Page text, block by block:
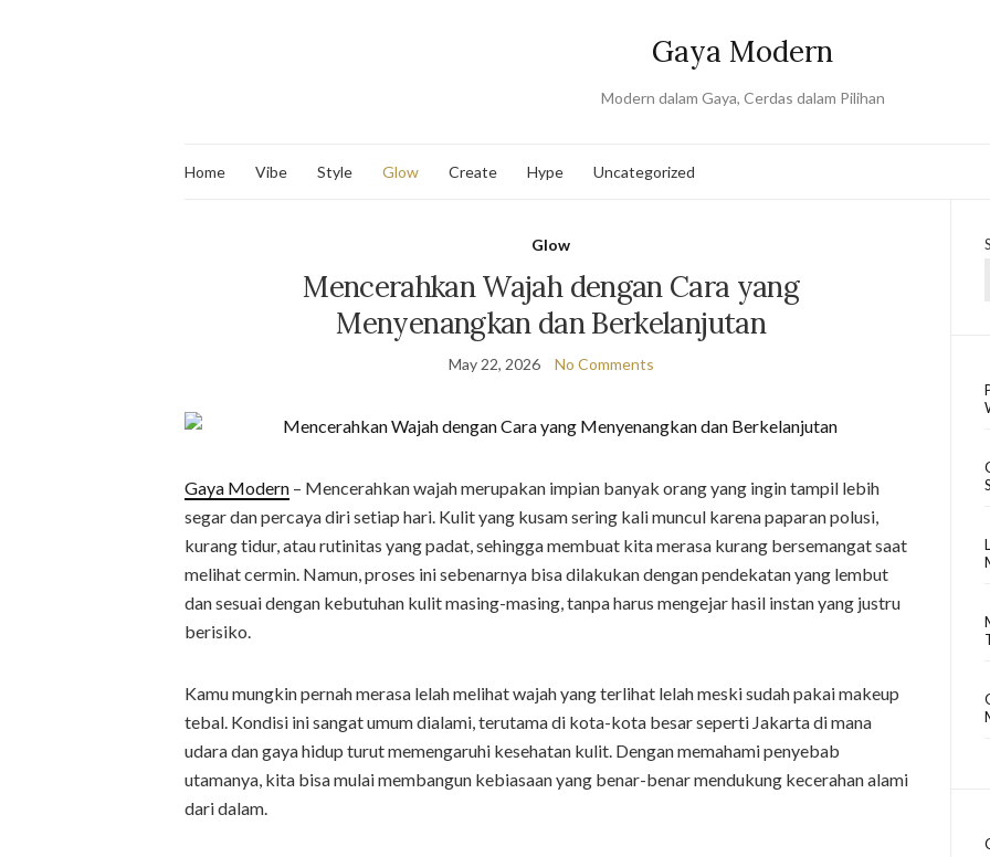
Gaya Modern
Modern dalam Gaya, Cerdas dalam Pilihan
Home Vibe Style Glow Create Hype Uncategorized
Glow
Mencerahkan Wajah dengan Cara yang
Menyenangkan dan Berkelanjutan
May 22, 2026 No Comments
Gaya Modern – Mencerahkan wajah merupakan impian banyak orang yang ingin tampil lebih
segar dan percaya diri setiap hari. Kulit yang kusam sering kali muncul karena paparan polusi,
kurang tidur, atau rutinitas yang padat, sehingga membuat kita merasa kurang bersemangat saat
melihat cermin. Namun, proses ini sebenarnya bisa dilakukan dengan pendekatan yang lembut
dan sesuai dengan kebutuhan kulit masing-masing, tanpa harus mengejar hasil instan yang justru
berisiko.
Kamu mungkin pernah merasa lelah melihat wajah yang terlihat lelah meski sudah pakai makeup
tebal. Kondisi ini sangat umum dialami, terutama di kota-kota besar seperti Jakarta di mana
udara dan gaya hidup turut memengaruhi kesehatan kulit. Dengan memahami penyebab
utamanya, kita bisa mulai membangun kebiasaan yang benar-benar mendukung kecerahan alami
dari dalam.